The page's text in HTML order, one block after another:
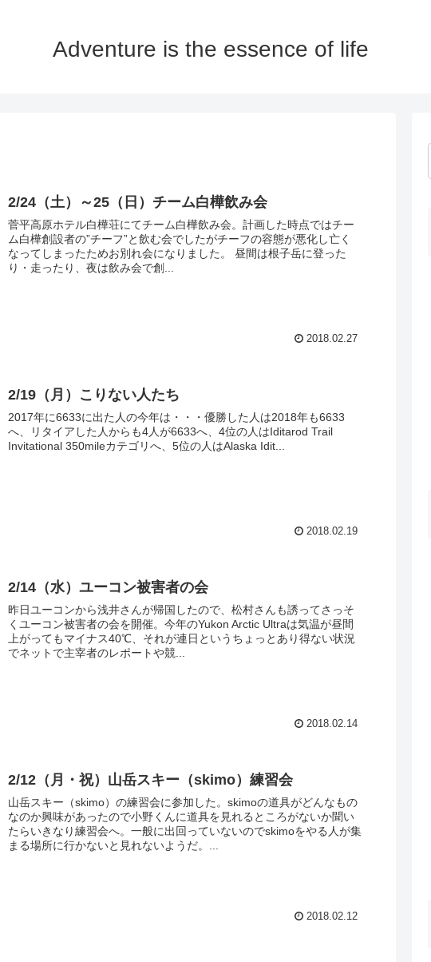
Adventure is the essence of life
2/24（土）～25（日）チーム白樺飲み会
菅平高原ホテル白樺荘にてチーム白樺飲み会。計画した時点ではチー
ム白樺創設者の”チーフ”と飲む会でしたがチーフの容態が悪化し亡く
なってしまったためお別れ会になりました。 昼間は根子岳に登った
り・走ったり、夜は飲み会で創...
2018.02.27
2/19（月）こりない人たち
2017年に6633に出た人の今年は・・・優勝した人は2018年も6633
へ、リタイアした人からも4人が6633へ、4位の人はIditarod Trail
Invitational 350mileカテゴリへ、5位の人はAlaska Idit...
2018.02.19
2/14（水）ユーコン被害者の会
昨日ユーコンから浅井さんが帰国したので、松村さんも誘ってさっそ
くユーコン被害者の会を開催。今年のYukon Arctic Ultraは気温が昼間
上がってもマイナス40℃、それが連日というちょっとあり得ない状況
でネットで主宰者のレポートや競...
2018.02.14
2/12（月・祝）山岳スキー（skimo）練習会
山岳スキー（skimo）の練習会に参加した。skimoの道具がどんなもの
なのか興味があったので小野くんに道具を見れるところがないか聞い
たらいきなり練習会へ。一般に出回っていないのでskimoをやる人が集
まる場所に行かないと見れないようだ。...
2018.02.12